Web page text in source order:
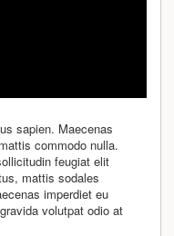
sapien. Maecenas
commodo nulla.
feugiat elit
mattis sodales
imperdiet eu
volutpat odio at